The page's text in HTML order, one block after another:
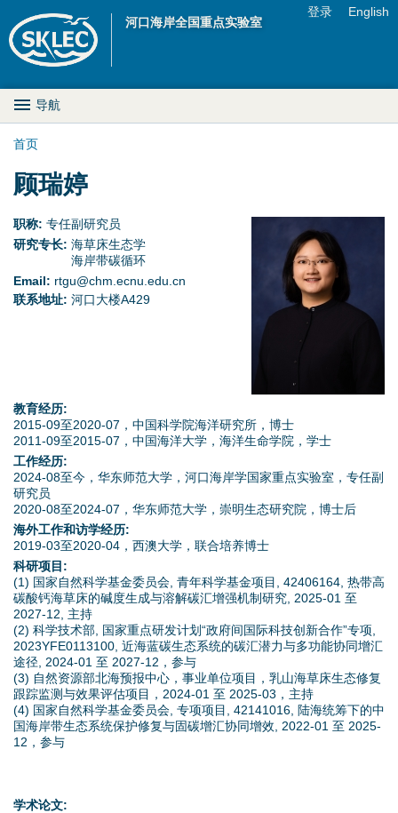
河口海岸全国重点实验室
e
n
u
登录 English
M
a
n
D
r
d
o
w
n
M
e
n
u
导航
你
这
里
首页
顾瑞婷
职称: 专任副研究员
研究专长: 海草床生态学
海岸带碳循环
Email: rtgu@chm.ecnu.edu.cn
联系地址: 河口大楼A429
教育经历:
2015-09至2020-07，中国科学院海洋研究所，博士
2011-09至2015-07，中国海洋大学，海洋生命学院，学士
工作经历:
2024-08至今，华东师范大学，河口海岸学国家重点实验室，专任副
研究员
2020-08至2024-07，华东师范大学，崇明生态研究院，博士后
海外工作和访学经历:
2019-03至2020-04，西澳大学，联合培养博士
科研项目:
(1) 国家自然科学基金委员会, 青年科学基金项目, 42406164, 热带高
碳酸钙海草床的碱度生成与溶解碳汇增强机制研究, 2025-01 至
2027-12, 主持
(2) 科学技术部, 国家重点研发计划“政府间国际科技创新合作”专项,
2023YFE0113100, 近海蓝碳生态系统的碳汇潜力与多功能协同增汇
途径, 2024-01 至 2027-12，参与
(3) 自然资源部北海预报中心，事业单位项目，乳山海草床生态修复
跟踪监测与效果评估项目，2024-01 至 2025-03，主持
(4) 国家自然科学基金委员会, 专项项目, 42141016, 陆海统筹下的中
国海岸带生态系统保护修复与固碳增汇协同增效, 2022-01 至 2025-
12，参与
学术论文: